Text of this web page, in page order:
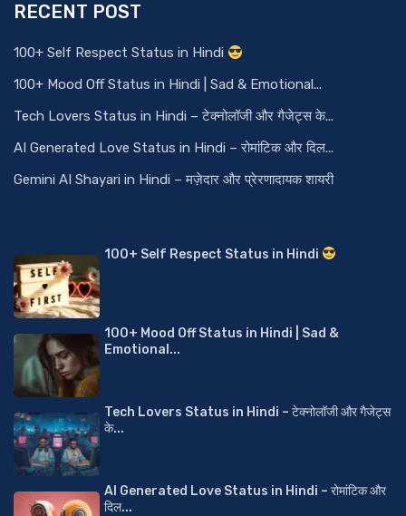
RECENT POST
100+ Self Respect Status in Hindi
100+ Mood Off Status in Hindi | Sad & Emotional...
Tech Lovers Status in Hindi – टेक्नोलॉजी और गैजेट्स के...
AI Generated Love Status in Hindi – रोमांटिक और दिल...
Gemini AI Shayari in Hindi – मज़ेदार और प्रेरणादायक शायरी
100+ Self Respect Status in Hindi
100+ Mood Off Status in Hindi | Sad &
Emotional...
Tech Lovers Status in Hindi – टेक्नोलॉजी और गैजेट्स
के...
AI Generated Love Status in Hindi – रोमांटिक और
दिल...